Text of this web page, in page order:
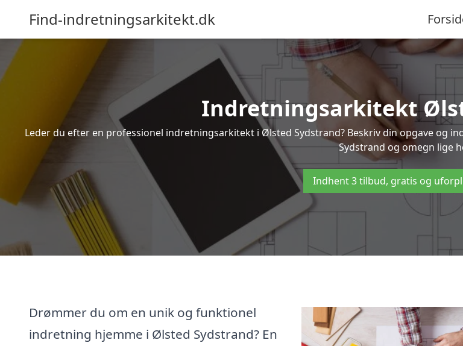
Find-indretningsarkitekt.dk
Indretningsarkitekt
Leder du efter en professionel indretningsarkitekt i Ølsted Sydstrand? Beskriv din opgave
Sydstrand og omegn lige
Indhent 3 tilbud, gratis og
Drømmer du om en unik og funktionel
indretning hjemme i Ølsted Sydstrand? En